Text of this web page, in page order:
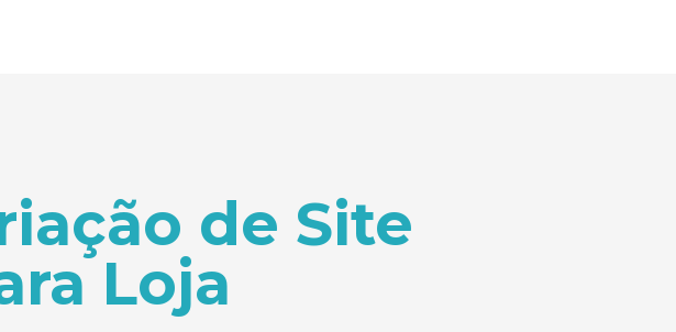
de Site
Loja